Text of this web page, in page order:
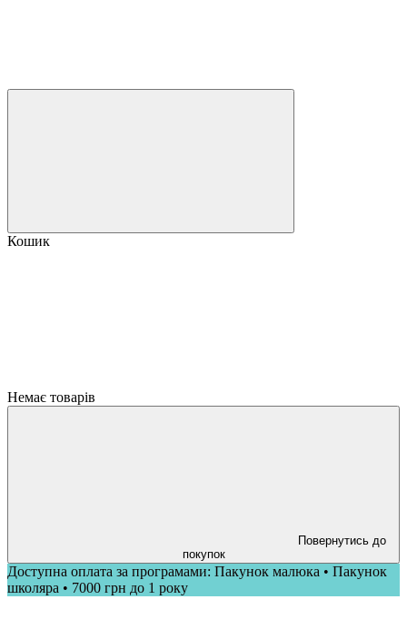
Кошик
Немає товарів
Повернутись до
покупок
Доступна оплата за програмами: Пакунок малюка • Пакунок
школяра • 7000 грн до 1 року